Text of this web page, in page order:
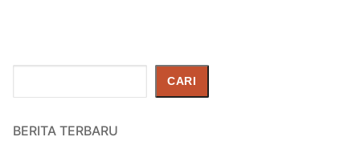
CARI
BERITA TERBARU